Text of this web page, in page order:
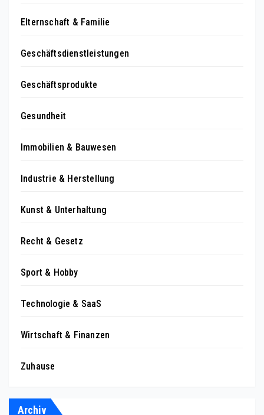
Elternschaft & Familie
Geschäftsdienstleistungen
Geschäftsprodukte
Gesundheit
Immobilien & Bauwesen
Industrie & Herstellung
Kunst & Unterhaltung
Recht & Gesetz
Sport & Hobby
Technologie & SaaS
Wirtschaft & Finanzen
Zuhause
Archiv